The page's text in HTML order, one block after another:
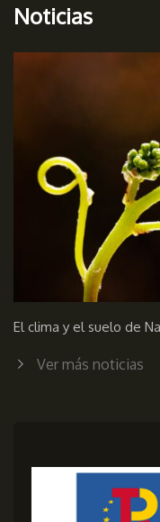
Noticias
El clima y el suelo de
Ver más noticias